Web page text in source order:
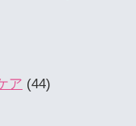
ア (44)